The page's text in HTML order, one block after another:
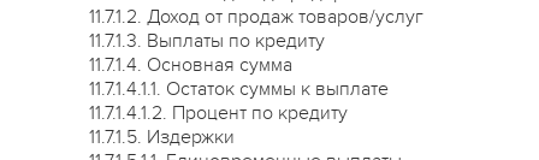
11.7.1.2. Доход от продаж товаров/услуг
11.7.1.3. Выплаты по кредиту
11.7.1.4. Основная сумма
11.7.1.4.1.1. Остаток суммы к выплате
11.7.1.4.1.2. Процент по кредиту
11.7.1.5. Издержки